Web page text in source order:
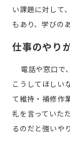
い課題に対して
もあり、学びの
仕事のやり
電話や窓口で
こうしてほしい
て維持・補修作
礼を言っていた
るのだと強いや